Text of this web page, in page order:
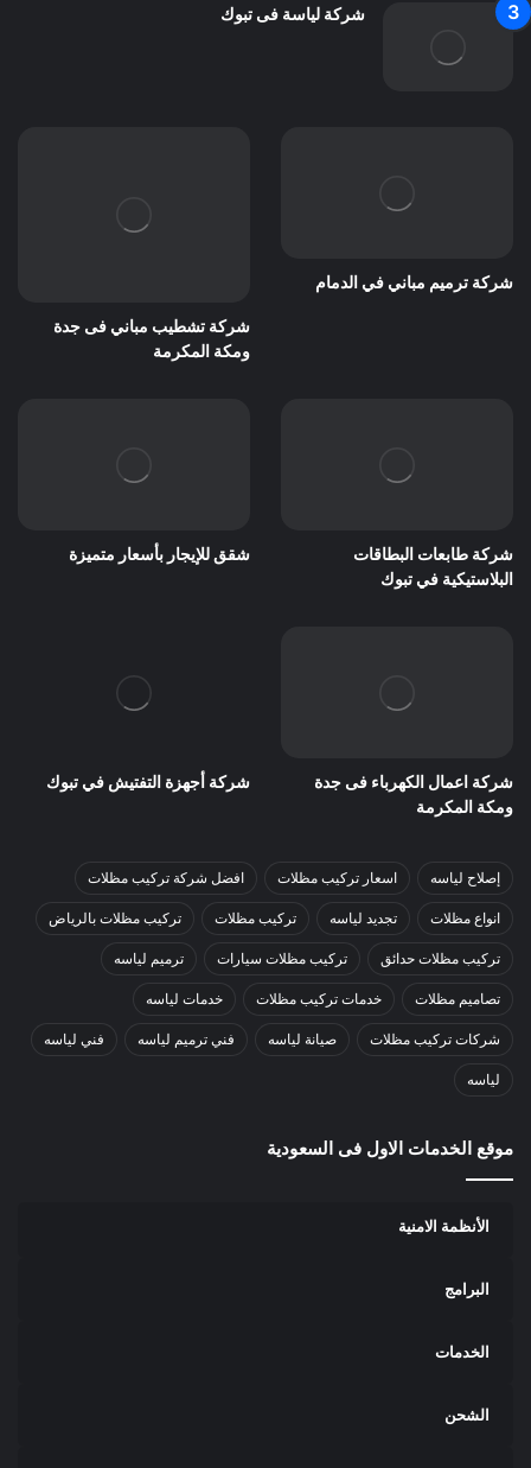
شركة لياسة فى تبوك
شركة ترميم مباني في الدمام
شركة تشطيب مباني فى جدة
ومكة المكرمة
شركة طابعات البطاقات
البلاستيكية في تبوك
شقق للإيجار بأسعار متميزة
شركة اعمال الكهرباء فى جدة
ومكة المكرمة
شركة أجهزة التفتيش في تبوك
إصلاح لياسه اسعار تركيب مظلات افضل شركة تركيب مظلات
انواع مظلات تجديد لياسه تركيب مظلات تركيب مظلات بالرياض
تركيب مظلات حدائق تركيب مظلات سيارات ترميم لياسه
تصاميم مظلات خدمات تركيب مظلات خدمات لياسه
شركات تركيب مظلات صيانة لياسه فني ترميم لياسه فني لياسه
لياسه
موقع الخدمات الاول فى السعودية
الأنظمة الامنية
البرامج
الخدمات
الشحن